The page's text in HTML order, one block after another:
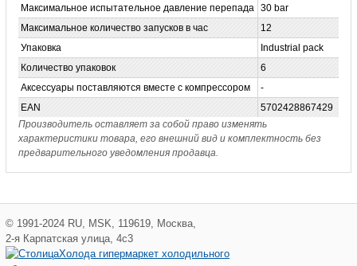
Максимальное испытательное давление перепада
30 bar
Максимальное количество запусков в час
12
Упаковка
Industrial pack
Количество упаковок
6
Аксессуары поставляются вместе с компрессором
-
EAN
5702428867429
Производитель оставляет за собой право изменять
характеристики товара, его внешний вид и комплектность без
предварительного уведомления продавца.
© 1991-2024 RU MSK 119619 Москва
2-я Карпатская улица, 4с3